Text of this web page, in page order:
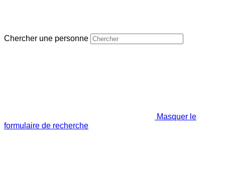
Chercher une personne
Masquer le
formulaire de recherche